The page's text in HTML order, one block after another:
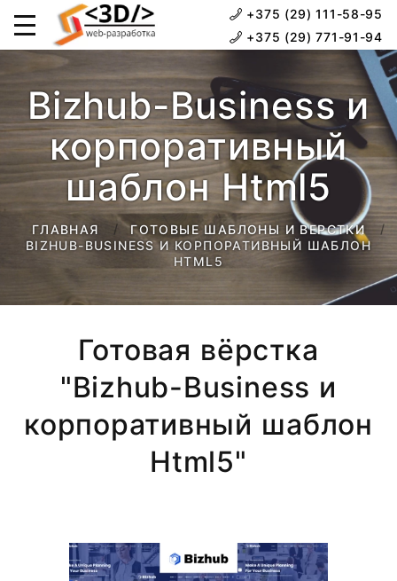
+375 (29) 111-58-95
+375 (29) 771-91-94
Bizhub-Business и
корпоративный
шаблон Html5
ГЛАВНАЯ
ГОТОВЫЕ ШАБЛОНЫ И ВЕРСТКИ
BIZHUB-BUSINESS И КОРПОРАТИВНЫЙ ШАБЛОН
HTML5
Готовая вёрстка
"Bizhub-Business и
корпоративный шаблон
Html5"